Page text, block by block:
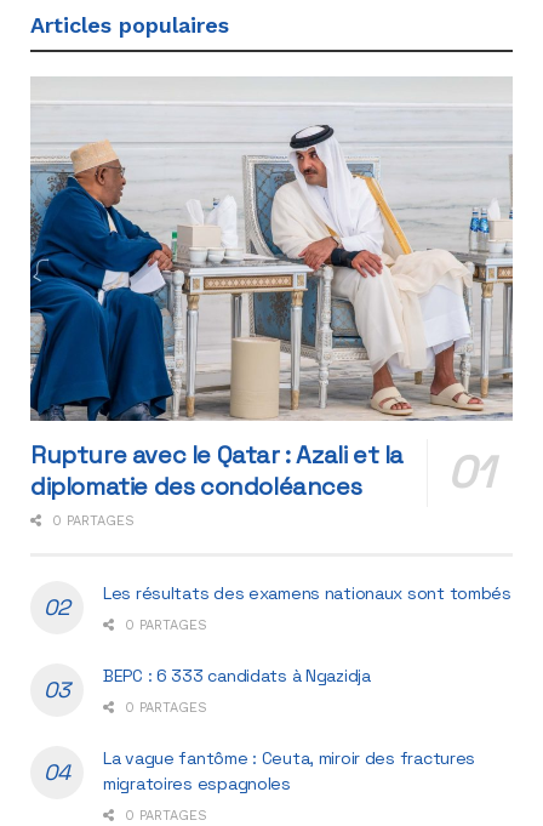
Articles populaires
Rupture avec le Qatar : Azali et la
diplomatie des condoléances
0 PARTAGES
Les résultats des examens nationaux sont tombés
0 PARTAGES
BEPC : 6 333 candidats à Ngazidja
0 PARTAGES
La vague fantôme : Ceuta, miroir des fractures
migratoires espagnoles
0 PARTAGES